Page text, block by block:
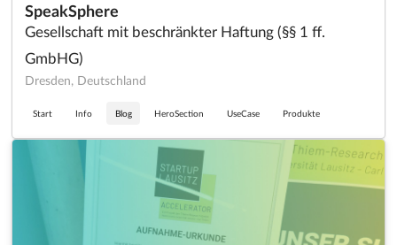
SpeakSphere
Gesellschaft mit beschränkter Haftung (§§ 1 ff.
GmbHG)
Dresden, Deutschland
Start Info Blog HeroSection UseCase Produkte